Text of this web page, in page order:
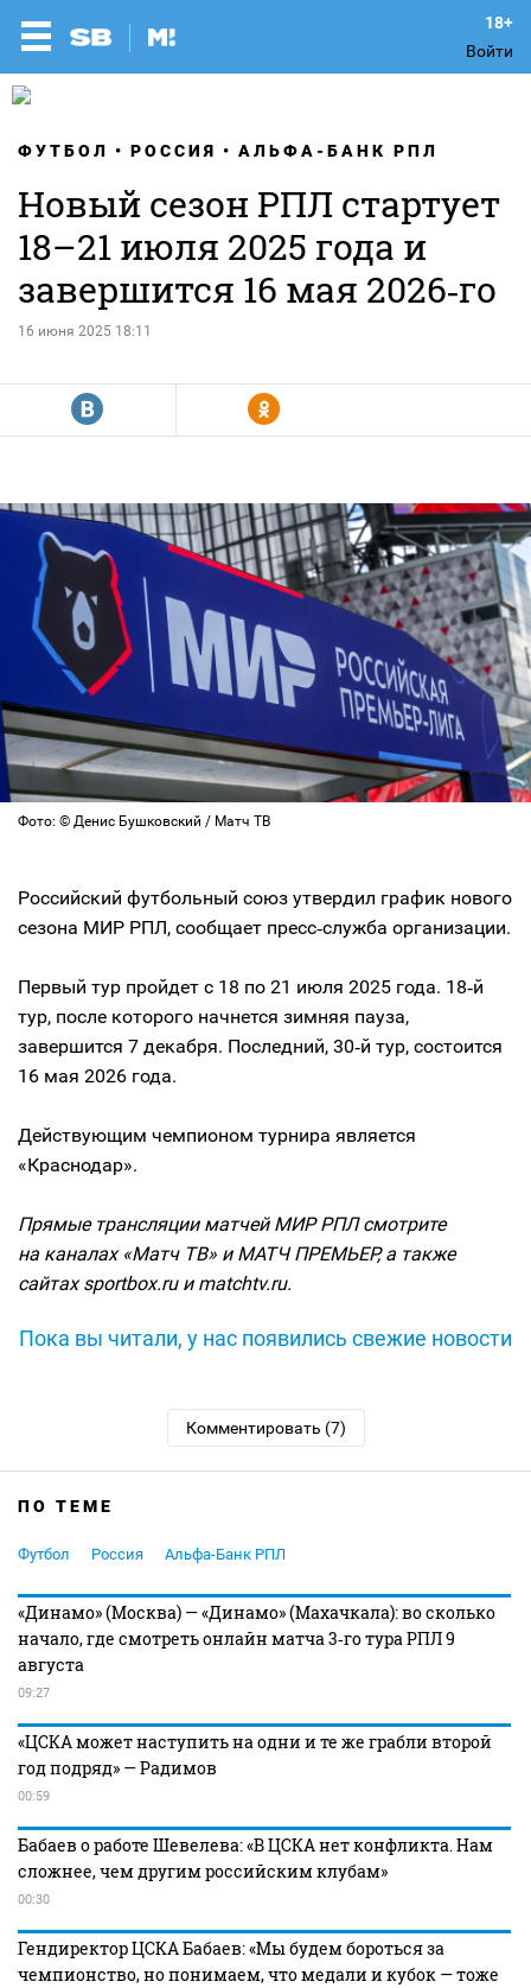
Войти
ФУТБОЛ РОССИЯ АЛЬФА-БАНК РПЛ
Новый сезон РПЛ стартует
18–21 июля 2025 года и
завершится 16 мая 2026‑го
16 июня 2025 18:11
R Y
Фото: © Денис Бушковский / Матч ТВ
Российский футбольный союз утвердил график нового
сезона МИР РПЛ, сообщает пресс‑служба организации.
Первый тур пройдет с 18 по 21 июля 2025 года. 18‑й
тур, после которого начнется зимняя пауза,
завершится 7 декабря. Последний, 30‑й тур, состоится
16 мая 2026 года.
Действующим чемпионом турнира является
«Краснодар».
Прямые трансляции матчей МИР РПЛ смотрите
на каналах «Матч ТВ» и МАТЧ ПРЕМЬЕР, а также
сайтах sportbox.ru и matchtv.ru.
Пока вы читали, у нас появились свежие новости
Комментировать (7)
ПО ТЕМЕ
Футбол Россия Альфа-Банк РПЛ
«Динамо» (Москва) — «Динамо» (Махачкала): во сколько
начало, где смотреть онлайн матча 3‑го тура РПЛ 9
августа
09:27
«ЦСКА может наступить на одни и те же грабли второй
год подряд» — Радимов
00:59
Бабаев о работе Шевелева: «В ЦСКА нет конфликта. Нам
сложнее, чем другим российским клубам»
00:30
Гендиректор ЦСКА Бабаев: «Мы будем бороться за
чемпионство, но понимаем, что медали и кубок — тоже